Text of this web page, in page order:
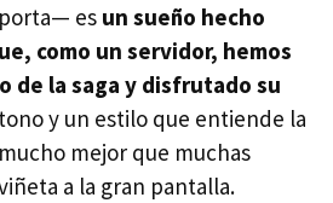
es un sueño hecho
como un servidor, hemos
de la saga y disfrutado su
y un estilo que entiende la
mejor que muchas
a la gran pantalla.